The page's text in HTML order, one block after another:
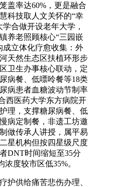
率达60%，更是融合
科技取人文关怀的“幸
合做开设老年大学，
养老照顾核心“三园嵌
成立体化疗愈收集：外
天然生态区扶植环形步
卫生办事核心联动，定
病餐、低嘌呤餐等18类
病患者血糖波动节制率
西医药大学东方病院开
理，支撑糖尿病餐、低
病定制餐，非遗工坊邀
做传承人讲授，属平易
星机构但按四星级尺度
DNT时间缩短至35分
浓度较市区低35%。
供给痛苦悲伤办理、